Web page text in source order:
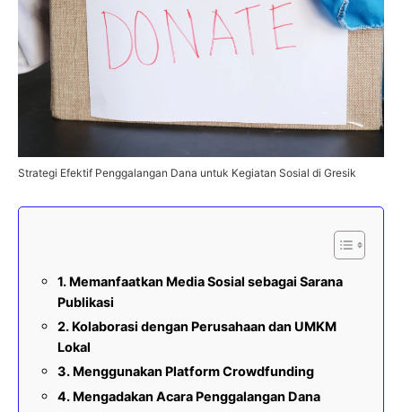
Strategi Efektif Penggalangan Dana untuk Kegiatan Sosial di Gresik
1. Memanfaatkan Media Sosial sebagai Sarana
Publikasi
2. Kolaborasi dengan Perusahaan dan UMKM
Lokal
3. Menggunakan Platform Crowdfunding
4. Mengadakan Acara Penggalangan Dana